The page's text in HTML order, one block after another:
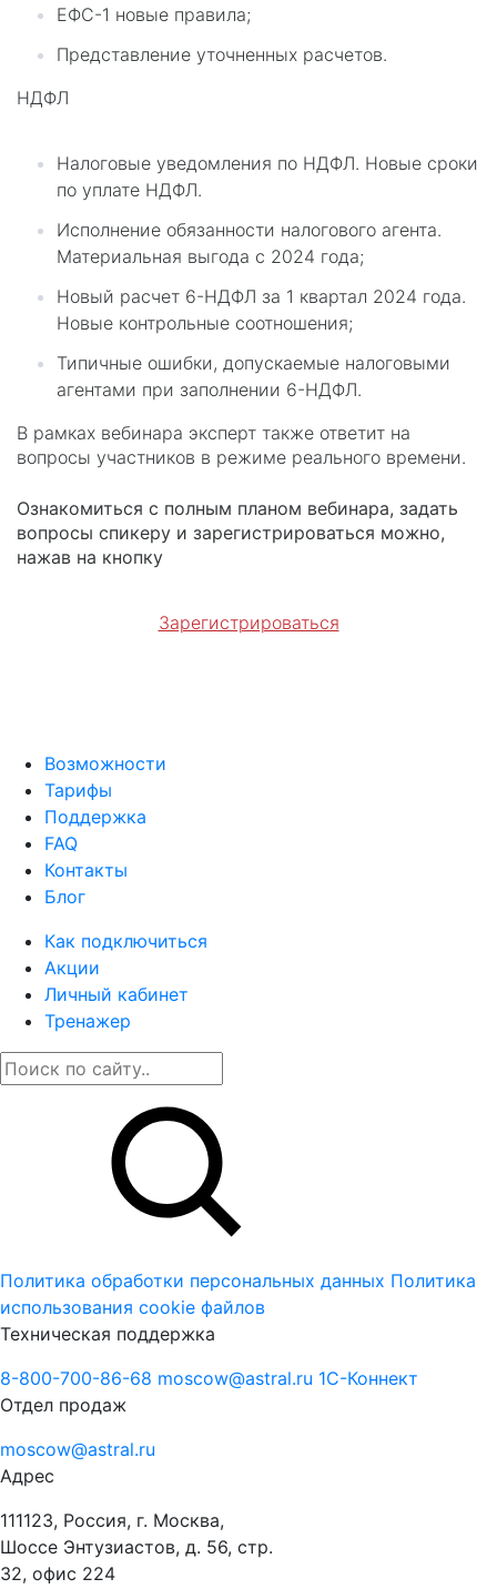
ЕФС-1 новые правила;
Представление уточненных расчетов.
НДФЛ
Налоговые уведомления по НДФЛ. Новые сроки
по уплате НДФЛ.
Исполнение обязанности налогового агента.
Материальная выгода с 2024 года;
Новый расчет 6-НДФЛ за 1 квартал 2024 года.
Новые контрольные соотношения;
Типичные ошибки, допускаемые налоговыми
агентами при заполнении 6-НДФЛ.
В рамках вебинара эксперт также ответит на
вопросы участников в режиме реального времени.
Ознакомиться с полным планом вебинара, задать
вопросы спикеру и зарегистрироваться можно,
нажав на кнопку
Зарегистрироваться
Возможности
Тарифы
Поддержка
FAQ
Контакты
Блог
Как подключиться
Акции
Личный кабинет
Тренажер
Политика обработки персональных данных Политика
использования cookie файлов
Техническая поддержка
8-800-700-86-68 moscow@astral.ru 1С-Коннект
Отдел продаж
moscow@astral.ru
Адрес
111123, Россия, г. Москва,
Шоссе Энтузиастов, д. 56, стр.
32, офис 224